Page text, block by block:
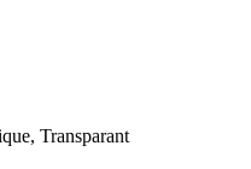
Transparant